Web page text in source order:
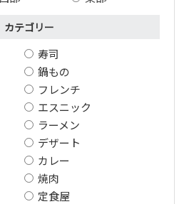
カテゴリー
寿司
鍋もの
フレンチ
エスニック
ラーメン
デザート
カレー
焼肉
定食屋